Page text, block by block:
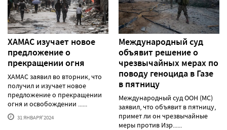
ХАМАС изучает новое
предложение о
прекращении огня
ХАМАС заявил во вторник, что
получил и изучает новое
предложение о прекращении
огня и освобождении ......
31 ЯНВАРЯ'2024
Международный суд
объявит решение о
чрезвычайных мерах по
поводу геноцида в Газе
в пятницу
Международный суд ООН (МС)
заявил, что объявит в пятницу,
примет ли он чрезвычайные
меры против Изр......